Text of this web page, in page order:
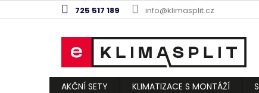
na
725 517 189 info@klimasplit.cz
AKČNÍ SETY KLIMATIZACE S MONTÁŽÍ